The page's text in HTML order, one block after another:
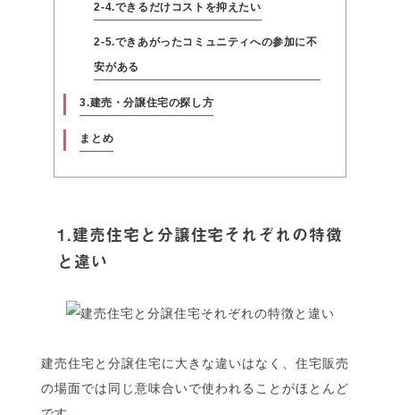
2-4.できるだけコストを抑えたい
2-5.できあがったコミュニティへの参加に不
安がある
3.建売・分譲住宅の探し方
まとめ
1.建売住宅と分譲住宅それぞれの特徴
と違い
建売住宅と分譲住宅に大きな違いはなく、住宅販売
の場面では同じ意味合いで使われることがほとんど